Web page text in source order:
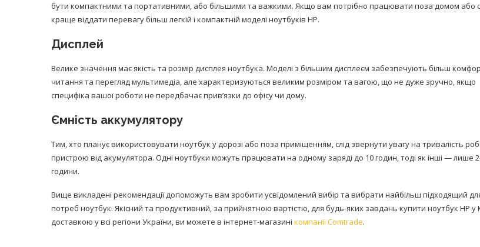
бути компактними та портативними, або більшими та важкими. Якщо вам потрібно працювати поза домом або
краще віддати перевагу більш легкій і компактній моделі ноутбуків HP.
Дисплей
Велике значення має якість та розмір дисплея ноутбука. Моделі з більшим дисплеєм забезпечують більш
читання та перегляд мультимедіа, але характеризуються великим розміром та вагою, що не дуже зручно, якщо
специфіка вашої роботи не передбачає прив’язки до офісу чи дому.
Ємність аккумулятору
Тим, хто планує використовувати ноутбук у дорозі або поза приміщенням, слід звернути увагу на тривалість
пристрою від акумулятора. Одні ноутбуки можуть працювати на одному заряді до 10 годин, тоді як інші — лише
години.
Вище викладені рекомендації допоможуть вам зробити усвідомлений вибір та вибрати найбільш підходящий
потреб ноутбук. Якісний та продуктивний, за прийнятною вартістю, для будь-яких завдань купити ноутбук HP у
доставкою у всі регіони України, ви можете в інтернет-магазині компанії Comtrade.